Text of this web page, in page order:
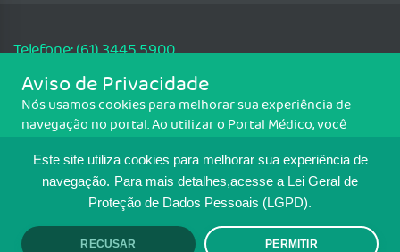
Este site utiliza cookies para melhorar sua experiência de
navegação. Para mais detalhes,acesse a Lei Geral de
Proteção de Dados Pessoais (LGPD).
RECUSAR PERMITIR
Telefone: (61) 3445 5900
Email: cfm@portalmedico.org.br
SGAS 616, Conjunto D, Lote 115, L2 Sul, Brasília/DF - CEP: 70200-760 -
CNPJ: 33.583.550/0001-30
MAPA DO SITE
TRANSPARÊNCIA E PRESTAÇÃO DE
Aviso de Privacidade
Nós usamos cookies para melhorar sua experiência de
navegação no portal. Ao utilizar o Portal Médico, você
Para ter mais informações sobre como isso é feito, acesse
Política de cookies. Se você concorda, clique em ACEITO.